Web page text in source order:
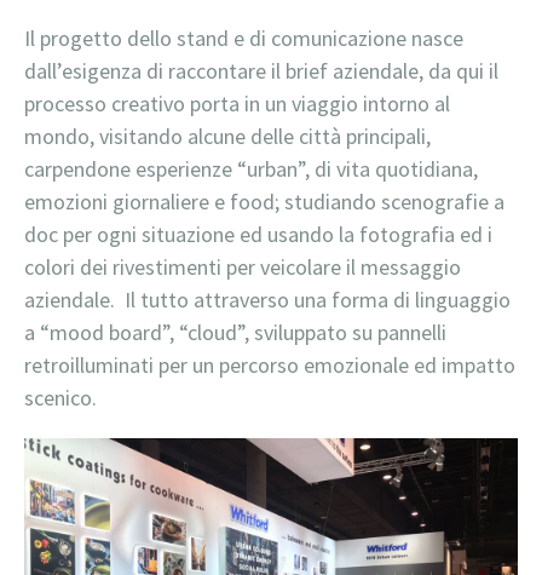
Il progetto dello stand e di comunicazione nasce
dall’esigenza di raccontare il brief aziendale, da qui il
processo creativo porta in un viaggio intorno al
mondo, visitando alcune delle città principali,
carpendone esperienze “urban”, di vita quotidiana,
emozioni giornaliere e food; studiando scenografie a
doc per ogni situazione ed usando la fotografia ed i
colori dei rivestimenti per veicolare il messaggio
aziendale. Il tutto attraverso una forma di linguaggio
a “mood board”, “cloud”, sviluppato su pannelli
retroilluminati per un percorso emozionale ed impatto
scenico.